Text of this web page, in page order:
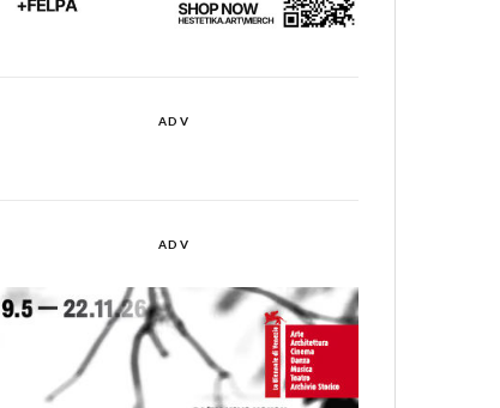
ADV
ADV